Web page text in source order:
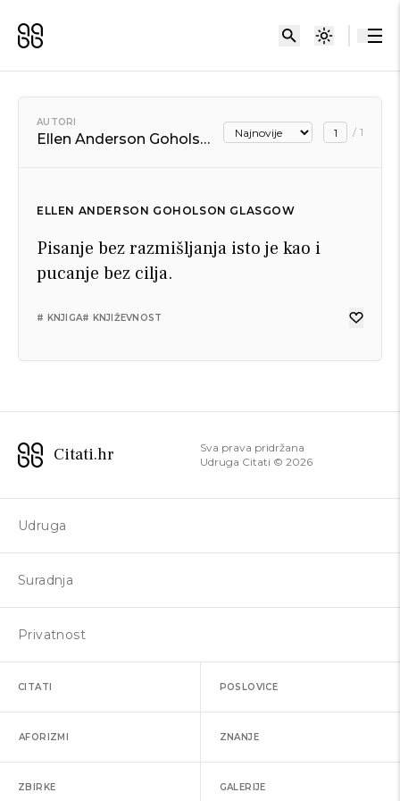
AUTORI
Ellen Anderson Goholson Glasgow / 1
ELLEN ANDERSON GOHOLSON GLASGOW
Pisanje bez razmišljanja isto je kao i
pucanje bez cilja.
# KNJIGA# KNJIŽEVNOST
Citati.hr
Sva prava pridržana
Udruga Citati © 2026
Udruga
Suradnja
Privatnost
CITATI POSLOVICE
AFORIZMI ZNANJE
ZBIRKE GALERIJE